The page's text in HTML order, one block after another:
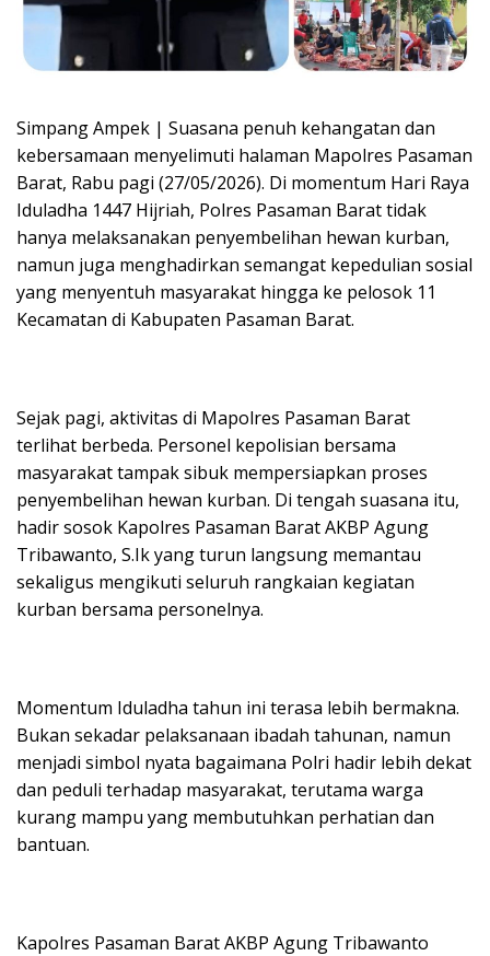
Simpang Ampek | Suasana penuh kehangatan dan
kebersamaan menyelimuti halaman Mapolres Pasaman
Barat, Rabu pagi (27/05/2026). Di momentum Hari Raya
Iduladha 1447 Hijriah, Polres Pasaman Barat tidak
hanya melaksanakan penyembelihan hewan kurban,
namun juga menghadirkan semangat kepedulian sosial
yang menyentuh masyarakat hingga ke pelosok 11
Kecamatan di Kabupaten Pasaman Barat.
Sejak pagi, aktivitas di Mapolres Pasaman Barat
terlihat berbeda. Personel kepolisian bersama
masyarakat tampak sibuk mempersiapkan proses
penyembelihan hewan kurban. Di tengah suasana itu,
hadir sosok Kapolres Pasaman Barat AKBP Agung
Tribawanto, S.Ik yang turun langsung memantau
sekaligus mengikuti seluruh rangkaian kegiatan
kurban bersama personelnya.
Momentum Iduladha tahun ini terasa lebih bermakna.
Bukan sekadar pelaksanaan ibadah tahunan, namun
menjadi simbol nyata bagaimana Polri hadir lebih dekat
dan peduli terhadap masyarakat, terutama warga
kurang mampu yang membutuhkan perhatian dan
bantuan.
Kapolres Pasaman Barat AKBP Agung Tribawanto